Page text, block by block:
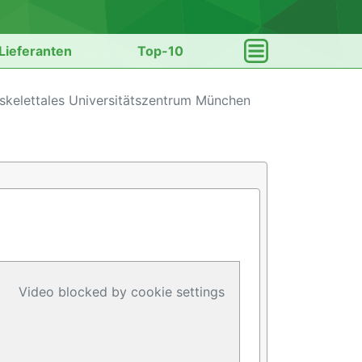
Top-10
Universitätszentrum München
Video blocked by cookie settings